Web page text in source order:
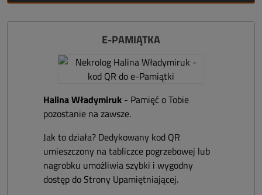
E-PAMIĄTKA
Halina Władymiruk - Pamięć o Tobie
pozostanie na zawsze.
Jak to działa? Dedykowany kod QR
umieszczony na tabliczce pogrzebowej lub
nagrobku umożliwia szybki i wygodny
dostęp do Strony Upamiętniającej.